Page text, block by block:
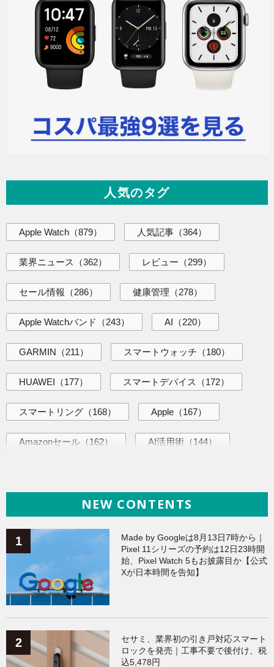
人気のタグ
Apple Watch （879） 人気記事 （364）
業界ニュース （362） レビュー （299）
セール情報 （286） 健康管理 （278）
Apple Watchバンド （243） AI （220）
GARMIN （211） スマートウォッチ （180）
HUAWEI （177） スマートデバイス （172）
スマートリング （168） Apple （167）
Amazonセール （162） AI活用術 （144）
ガジェット（134）
Galaxy（133） （131）
AppleWatchアクセサリー（123） Fitbit（121）
Xiaomi（118）
NEW CONTENTS
Made by Googleは8月13日7時から｜
Pixel 11シリーズの予約は12日23時開
始、Pixel Watch 5もお披露目か【公式
Xが日本時間を告知】
セサミ、業界初の引き戸対応スマート
ロックを発売｜工事不要で後付け、税
込5,478円